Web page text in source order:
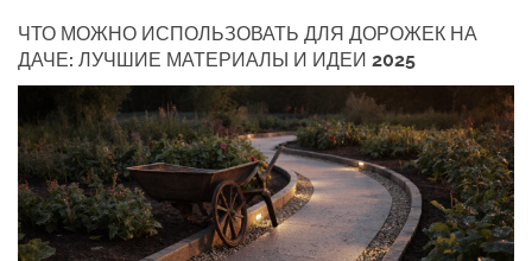
ЧТО МОЖНО ИСПОЛЬЗОВАТЬ ДЛЯ ДОРОЖЕК НА
ДАЧЕ: ЛУЧШИЕ МАТЕРИАЛЫ И ИДЕИ 2025